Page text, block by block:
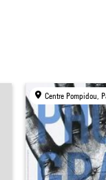
Centre Pompidou,